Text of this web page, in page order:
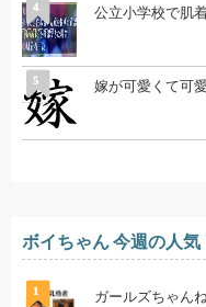
4 公立小学校で肌
5 嫁が可愛くて可
ボイちゃん 今週の人気
1 ガールズちゃん